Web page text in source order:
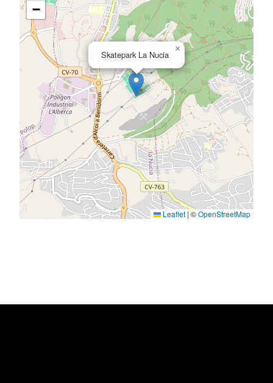
Skatepark La Nucia
×
−
Leaflet |©OpenStreetMap